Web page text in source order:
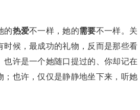
的热爱不一样，她的需要不一样。关
候，最成功的礼物，反而是那些看
也许是一个她随口提过的、你却记在
也许，仅仅是静静地坐下来，听她